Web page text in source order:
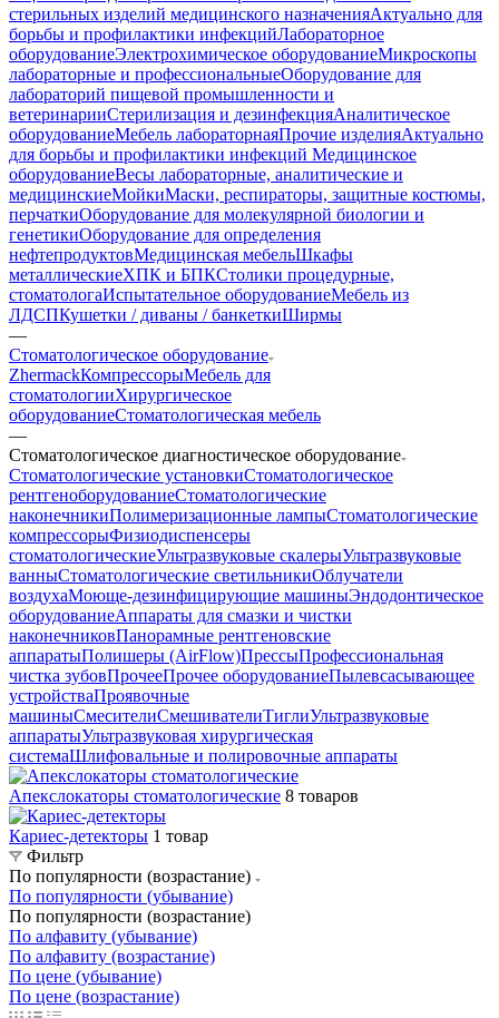
стерильных изделий медицинского назначенияАктуально для
борьбы и профилактики инфекцийЛабораторное
оборудованиеЭлектрохимическое оборудованиеМикроскопы
лабораторные и профессиональныеОборудование для
лабораторий пищевой промышленности и
ветеринарииСтерилизация и дезинфекцияАналитическое
оборудованиеМебель лабораторнаяПрочие изделияАктуально
для борьбы и профилактики инфекций Медицинское
оборудованиеВесы лабораторные, аналитические и
медицинскиеМойкиМаски, респираторы, защитные костюмы,
перчаткиОборудование для молекулярной биологии и
генетикиОборудование для определения
нефтепродуктовМедицинская мебельШкафы
металлическиеХПК и БПКСтолики процедурные,
стоматологаИспытательное оборудованиеМебель из
ЛДСПКушетки / диваны / банкеткиШирмы
—
Стоматологическое оборудование
ZhermackКомпрессорыМебель для
стоматологииХирургическое
оборудованиеСтоматологическая мебель
—
Стоматологическое диагностическое оборудование
Стоматологические установкиСтоматологическое
рентгеноборудованиеСтоматологические
наконечникиПолимеризационные лампыСтоматологические
компрессорыФизиодиспенсеры
стоматологическиеУльтразвуковые скалерыУльтразвуковые
ванныСтоматологические светильникиОблучатели
воздухаМоюще-дезинфицирующие машиныЭндодонтическое
оборудованиеАппараты для смазки и чистки
наконечниковПанорамные рентгеновские
аппаратыПолишеры (AirFlow)ПрессыПрофессиональная
чистка зубовПрочееПрочее оборудованиеПылевсасывающее
устройстваПроявочные
машиныСмесителиСмешивателиТиглиУльтразвуковые
аппаратыУльтразвуковая хирургическая
системаШлифовальные и полировочные аппараты
Апекслокаторы стоматологические 8 товаров
Кариес-детекторы 1 товар
Фильтр
По популярности (возрастание)
По популярности (убывание)
По популярности (возрастание)
По алфавиту (убывание)
По алфавиту (возрастание)
По цене (убывание)
По цене (возрастание)